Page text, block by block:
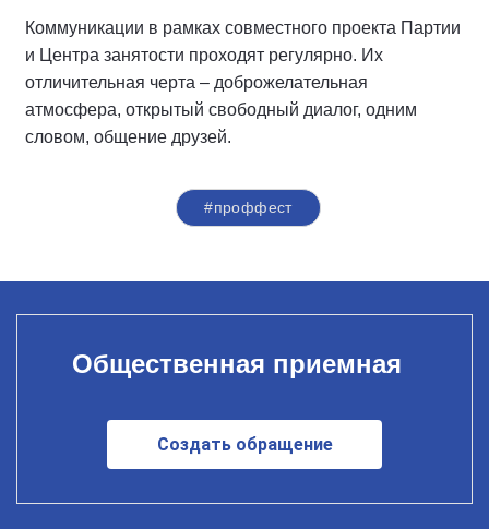
Коммуникации в рамках совместного проекта Партии
и Центра занятости проходят регулярно. Их
отличительная черта – доброжелательная
атмосфера, открытый свободный диалог, одним
словом, общение друзей.
#проффест
Общественная приемная
Создать обращение